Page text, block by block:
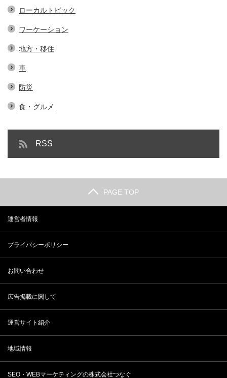
ローカルトピック
ワーケーション
地方・移住
車
防災
食・グルメ
RSS
PAGE TOP
運営者情報
プライバシーポリシー
お問い合わせ
広告掲載に関して
運営サイト紹介
地域情報
SEO・WEBマーケティングの株式会社つなぐ